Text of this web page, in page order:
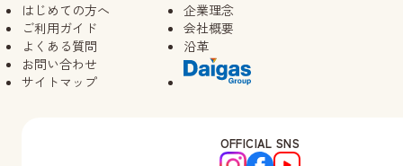
はじめての方へ
ご利用ガイド
よくある質問
お問い合わせ
サイトマップ
企業理念
会社概要
沿革
OFFICIAL SNS